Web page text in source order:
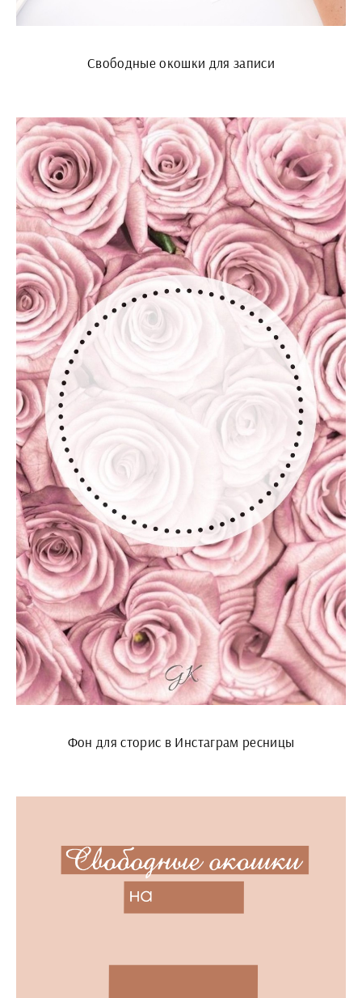
Свободные окошки для записи
Фон для сторис в Инстаграм ресницы